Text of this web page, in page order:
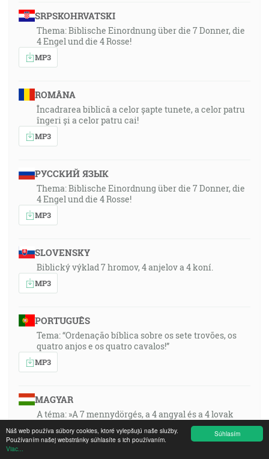
Súhlasím
Náš web používa súbory cookies, ktoré vylepšujú naše služby.
Používaním našej webstránky súhlasíte s ich používaním.
Viac...
SRPSKOHRVATSKI
Thema: Biblische Einordnung über die 7 Donner, die
4 Engel und die 4 Rosse!
MP3
ROMÂNA
Încadrarea biblică a celor șapte tunete, a celor patru
îngeri și a celor patru cai!
MP3
РУССКИЙ ЯЗЫК
Thema: Biblische Einordnung über die 7 Donner, die
4 Engel und die 4 Rosse!
MP3
SLOVENSKY
Biblický výklad 7 hromov, 4 anjelov a 4 koní.
MP3
PORTUGUÊS
Tema: “Ordenação bíblica sobre os sete trovões, os
quatro anjos e os quatro cavalos!”
MP3
MAGYAR
A téma: »A 7 mennydörgés, a 4 angyal és a 4 lovak
MP3